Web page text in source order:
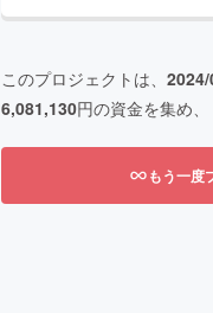
このプロジェクトは、
6,081,130円の資金を集め、
もう一度